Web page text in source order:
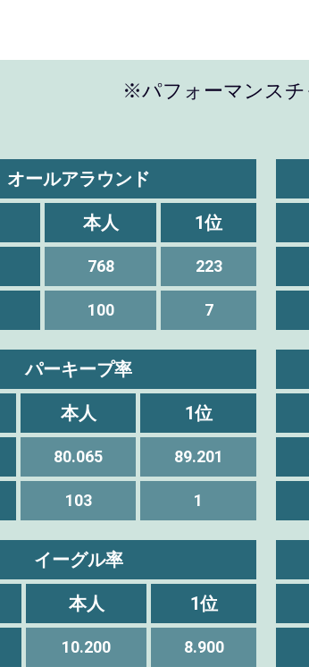
※パフォーマンスチ
オールアラウンド
本人 1位
768 223
100 7
パーキープ率
本人 1位
80.065 89.201
103 1
イーグル率
本人 1位
10.200 8.900